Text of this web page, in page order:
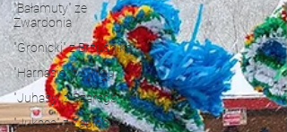
"Bałamuty" ze
Zwardonia
"Gronicki" z Brzuśnika
"Harnasie" z Łyngu
"Juhasy" z Szarego
"Jukace" z Zabłocia